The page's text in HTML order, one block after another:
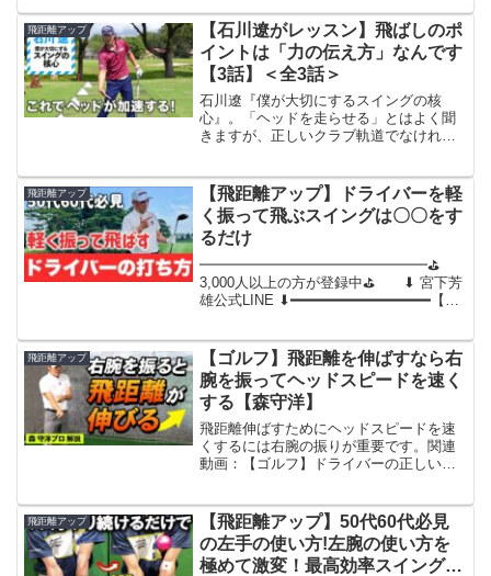
◆公式アンバサダー【CROSSPUTTクロ
スパット】（パ...
飛距離アップ
【石川遼がレッスン】飛ばしのポ
イントは「力の伝え方」なんです
【3話】＜全3話＞
石川遼『僕が大切にするスイングの核
心』。「ヘッドを走らせる」とはよく聞
きますが、正しいクラブ軌道でなければ
す秘訣、じっくり解説します。※石川
遼・スイング動画集のおまけつ...
飛距離アップ
【飛距離アップ】ドライバーを軽
く振って飛ぶスイングは〇〇をす
るだけ
━━━━━━━━━━━━━━━━⛳️
3,000人以上の方が登録中⛳️ ⬇︎ 宮下芳
雄公式LINE ⬇︎━━━━━━━━━━━━━━━━【⬇️
料級特典1...
飛距離アップ
【ゴルフ】飛距離を伸ばすなら右
腕を振ってヘッドスピードを速く
する【森守洋】
飛距離伸ばすためにヘッドスピードを速
くするには右腕の振りが重要です。関連
動画：【ゴルフ】ドライバーの正しい打
お仕事...
飛距離アップ
【飛距離アップ】50代60代必見
の左手の使い方!左腕の使い方を
極めて激変！最高効率スイングで